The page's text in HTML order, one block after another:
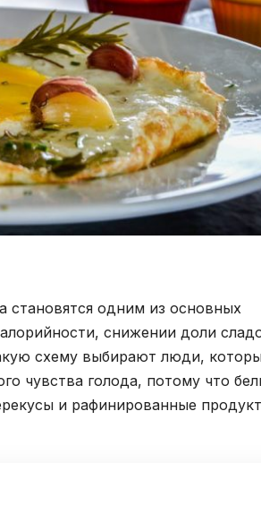
одним из основных
снижении доли
схему выбирают люди,
чувства голода, потому что
и рафинированные